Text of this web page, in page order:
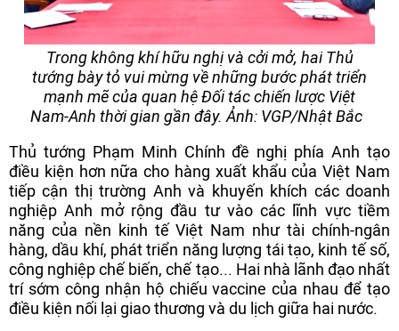
Trong không khí hữu nghị và cởi mở, hai Thủ
tướng bày tỏ vui mừng về những bước phát triển
mạnh mẽ của quan hệ Đối tác chiến lược Việt
Nam-Anh thời gian gần đây. Ảnh: VGP/Nhật Bắc
Thủ tướng Phạm Minh Chính đề nghị phía Anh tạo
điều kiện hơn nữa cho hàng xuất khẩu của Việt Nam
tiếp cận thị trường Anh và khuyến khích các doanh
nghiệp Anh mở rộng đầu tư vào các lĩnh vực tiềm
năng của nền kinh tế Việt Nam như tài chính-ngân
hàng, dầu khí, phát triển năng lượng tái tạo, kinh tế số,
công nghiệp chế biến, chế tạo... Hai nhà lãnh đạo nhất
trí sớm công nhận hộ chiếu vaccine của nhau để tạo
điều kiện nối lại giao thương và du lịch giữa hai nước.